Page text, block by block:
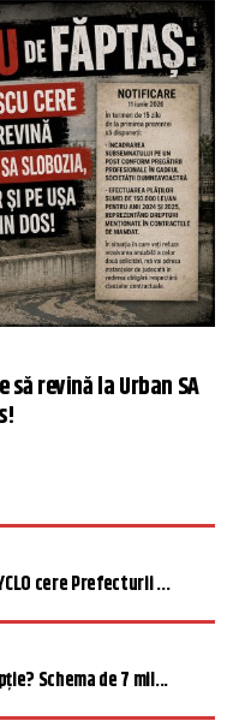
revină la Urban SA
cere Prefecturii ...
Schema de 7 mil...